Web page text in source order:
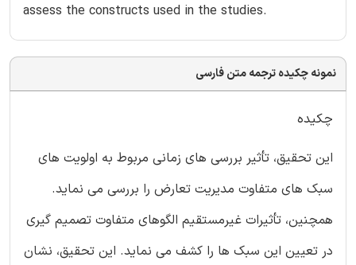
assess the constructs used in the studies.
نمونه چکیده ترجمه متن فارسی
چکیده
این تحقیق، تأثیر بررسی های زمانی مربوط به اولویت های
سبک های متفاوت مدیریت تعارض را بررسی می نماید.
همچنین، تأثیرات غیرمستقیم الگوهای متفاوت تصمیم گیری
در تعیین این سبک ها را کشف می نماید. این تحقیق، نشان